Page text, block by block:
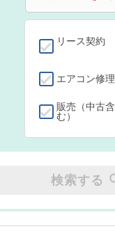
リース契約
エアコン修理
販売（中古含
む）
検索する